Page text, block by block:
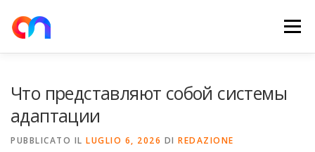
contenuto
Menu
Что представляют собой системы
адаптации
PUBBLICATO IL LUGLIO 6, 2026 DI REDAZIONE